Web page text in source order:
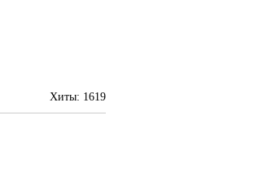
Хиты: 1619